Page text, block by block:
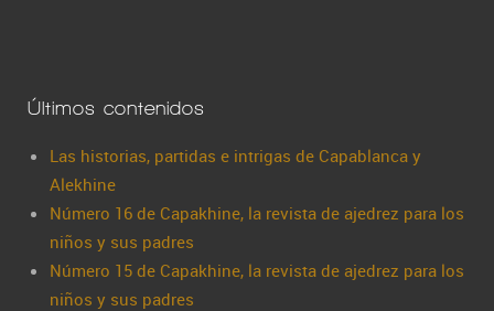
Últimos contenidos
Las historias, partidas e intrigas de Capablanca y
Alekhine
Número 16 de Capakhine, la revista de ajedrez para los
niños y sus padres
Número 15 de Capakhine, la revista de ajedrez para los
niños y sus padres